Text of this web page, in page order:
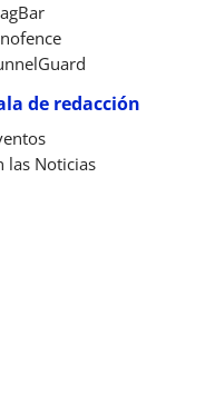
de redacción
las Noticias